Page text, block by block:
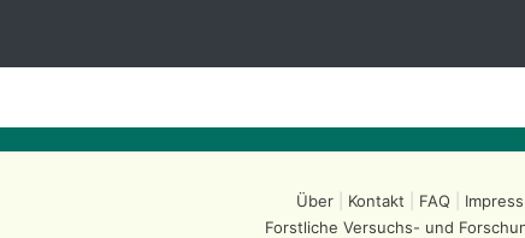
Über Kontakt FAQ
Forstliche Versuchs- und